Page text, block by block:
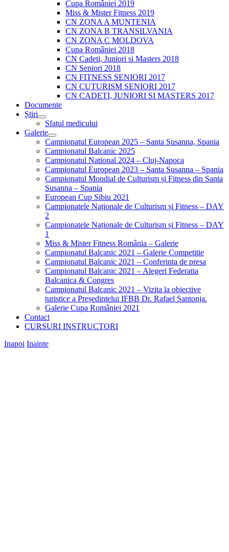
Cupa României 2019
Miss & Mister Fitness 2019
CN ZONA A MUNTENIA
CN ZONA B TRANSILVANIA
CN ZONA C MOLDOVA
Cupa României 2018
CN Cadeti, Juniori si Masters 2018
CN Seniori 2018
CN FITNESS SENIORI 2017
CN CUTURISM SENIORI 2017
CN CADETI, JUNIORI SI MASTERS 2017
Documente
Știri
Sfatul medicului
Galerie
Campionatul European 2025 – Santa Susanna, Spania
Campionatul Balcanic 2025
Campionatul National 2024 – Cluj-Napoca
Campionatul European 2023 – Santa Susanna – Spania
Campionatul Mondial de Culturism și Fitness din Santa
Susanna – Spania
European Cup Sibiu 2021
Campionatele Naționale de Culturism și Fitness – DAY
2
Campionatele Naționale de Culturism și Fitness – DAY
1
Miss & Mister Fitness România – Galerie
Campionatul Balcanic 2021 – Galerie Competitie
Campionatul Balcanic 2021 – Conferinta de presa
Campionatul Balcanic 2021 – Alegeri Federatia
Balcanica & Congres
Campionatul Balcanic 2021 – Vizita la obiective
turistice a Președintelui IFBB Dr. Rafael Santonja.
Galerie Cupa României 2021
Contact
CURSURI INSTRUCTORI
Inapoi Inainte